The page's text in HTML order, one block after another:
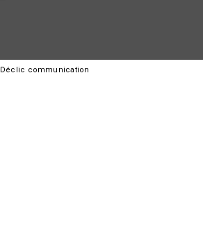
Déclic communication